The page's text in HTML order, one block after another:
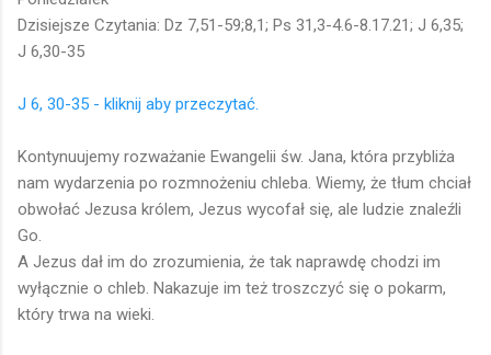
Dzisiejsze Czytania: Dz 7,51-59;8,1; Ps 31,3-4.6-8.17.21; J 6,35;
J 6,30-35
J 6, 30-35 - kliknij aby przeczytać.
Kontynuujemy rozważanie Ewangelii św. Jana, która przybliża
nam wydarzenia po rozmnożeniu chleba. Wiemy, że tłum chciał
obwołać Jezusa królem, Jezus wycofał się, ale ludzie znaleźli
Go.
A Jezus dał im do zrozumienia, że tak naprawdę chodzi im
wyłącznie o chleb. Nakazuje im też troszczyć się o pokarm,
który trwa na wieki.